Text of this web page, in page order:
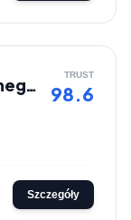
Kancelaria Radcy Prawnego Jacek Sławomir Osuch TRUST
98.6
Szczegóły